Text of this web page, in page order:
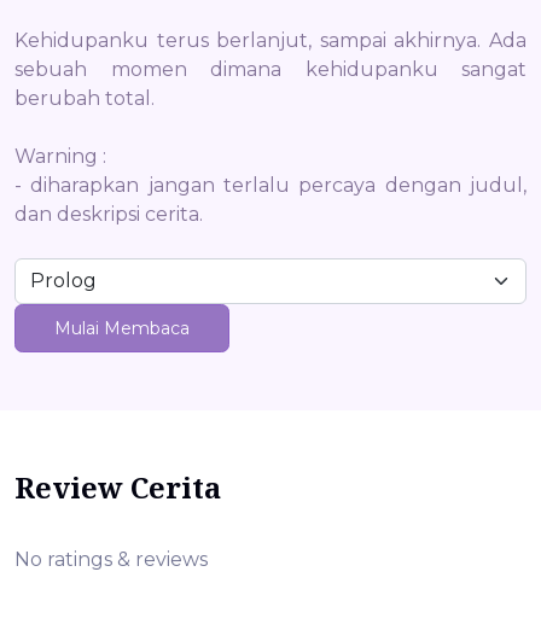
Kehidupanku terus berlanjut, sampai akhirnya. Ada
sebuah momen dimana kehidupanku sangat
berubah total.
Warning :
- diharapkan jangan terlalu percaya dengan judul,
dan deskripsi cerita.
Mulai Membaca
Review Cerita
No ratings & reviews